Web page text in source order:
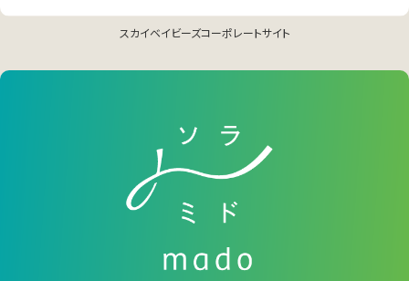
スカイベイビーズコーポレートサイト